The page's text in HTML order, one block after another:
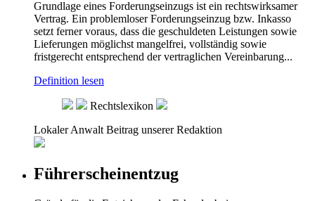
Grundlage eines Forderungseinzugs ist ein rechtswirksamer
Vertrag. Ein problemloser Forderungseinzug bzw. Inkasso
setzt ferner voraus, dass die geschuldeten Leistungen sowie
Lieferungen möglichst mangelfrei, vollständig sowie
fristgerecht entsprechend der vertraglichen Vereinbarung...
Definition lesen
Rechtslexikon
Lokaler Anwalt Beitrag unserer Redaktion
Führerscheinentzug